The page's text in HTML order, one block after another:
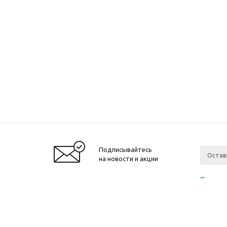
Подписывайтесь
на новости и акции